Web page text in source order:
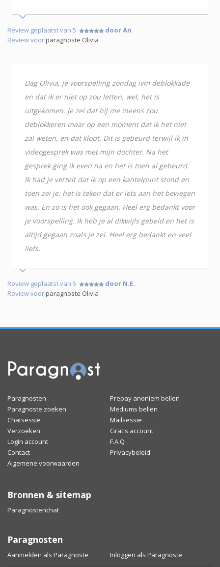
Review geplaatst van 5
door An
Review voorparagnoste Olivia
Dag Olivia, je voorspelling zondag ivm deblokkade
en dat ik er niet op zou letten, wel, het is
uitgekomen. Je zei dat hij me ineens zou
deblokkeren maar op een moment dat ik het niet
zal weten, en dat klopt. Dit is gebeurd terwijl ik in
videogesprek was met mijn dochter. Na het
gesprek ging ik even na en het is toen al gebeurd.
Ik had je vertelt dat ik op een kantelpunt stond en
toen zei je: het is teken dat er iets aan het bewegen
was. En zo is het ook gegaan. Heel erg bedankt voor
je voorspelling. Ik heb je al dikwijls gebeld en het is
altijd gegaan zoals je zei. Heel erg bedankt en veel
liefs.
Review geplaatst van 5
door N.E.
Review voorparagnoste Olivia
Paragnosten
Prepay anoniem bellen
Paragnoste zoeken
Mediums bellen
Chatsessie
Mailsessie
Verzoeken
Gratis account
Login account
F.A.Q
Contact
Privacybeleid
Algemene voorwaarden
Bronnen & sitemap
Paragnostenchat
Paragnosten
Aanmelden als Paragnoste Inloggen als Paragnoste